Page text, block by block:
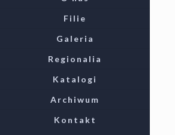
Filie
Galeria
Regionalia
Katalogi
Archiwum
Kontakt